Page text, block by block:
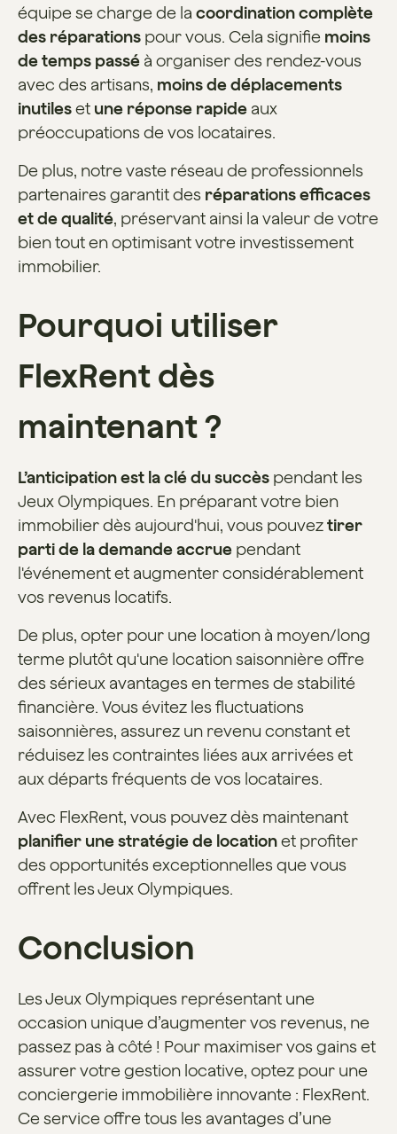
équipe se charge de la coordination complète
des réparations pour vous. Cela signifie moins
de temps passé à organiser des rendez-vous
avec des artisans, moins de déplacements
inutileset une réponse rapide aux
préoccupations de vos locataires.
De plus, notre vaste réseau de professionnels
partenaires garantit des réparations efficaces
et de qualité, préservant ainsi la valeur de votre
bien tout en optimisant votre investissement
immobilier.
Pourquoi utiliser
FlexRent dès
maintenant ?
L’anticipation est la clé du succès pendant les
Jeux Olympiques. En préparant votre bien
immobilier dès aujourd'hui, vous pouveztirer
parti de la demande accrue pendant
l'événement et augmenter considérablement
vos revenus locatifs.
De plus, opter pour une location à moyen/long
terme plutôt qu'une location saisonnière offre
des sérieux avantages en termes de stabilité
financière. Vous évitez les fluctuations
saisonnières, assurez un revenu constant et
réduisez les contraintes liées aux arrivées et
aux départs fréquents de vos locataires.
Avec FlexRent, vous pouvez dès maintenant
planifier une stratégie de locationet profiter
des opportunités exceptionnelles que vous
offrent les Jeux Olympiques.
Conclusion
Les Jeux Olympiques représentant une
occasion unique d’augmenter vos revenus, ne
passez pas à côté ! Pour maximiser vos gains et
assurer votre gestion locative, optez pour une
conciergerie immobilière innovante : FlexRent.
Ce service offre tous les avantages d’une